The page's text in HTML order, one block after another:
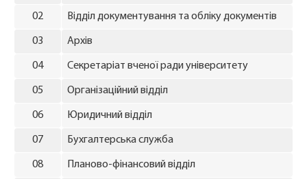
02 Відділ документування та обліку документів
03 Архів
04 Секретаріат вченої ради університету
05 Організаційний відділ
06 Юридичний відділ
07 Бухгалтерська служба
08 Планово-фінансовий відділ